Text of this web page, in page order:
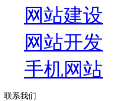
网站建设
网站开发
手机网站
联系我们